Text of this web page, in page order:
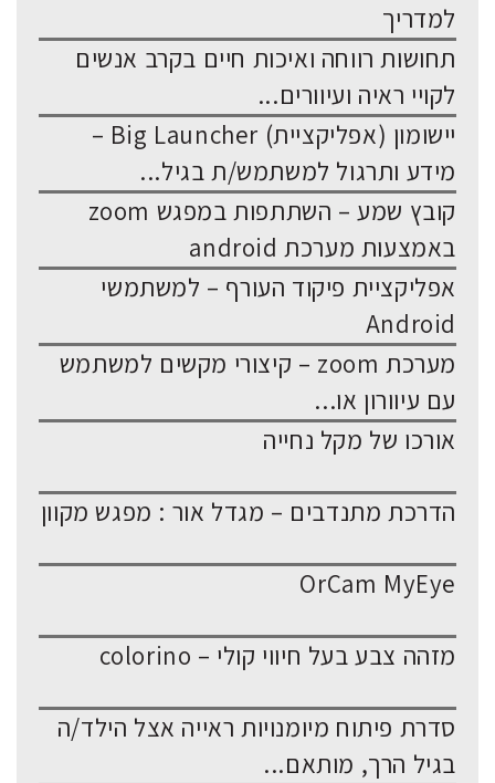
למדריך
תחושות רווחה ואיכות חיים בקרב אנשים
לקויי ראיה ועיוורים...
יישומון (אפליקציית) Big Launcher –
מידע ותרגול למשתמש/ת בגיל...
קובץ שמע – השתתפות במפגש zoom
באמצעות מערכת android
אפליקציית פיקוד העורף – למשתמשי
Android
מערכת zoom – קיצורי מקשים למשתמש
עם עיוורון או...
אורכו של מקל נחייה
הדרכת מתנדבים – מגדל אור : מפגש מקוון
OrCam MyEye
מזהה צבע בעל חיווי קולי – colorino
סדרת פיתוח מיומנויות ראייה אצל הילד/ה
בגיל הרך, מותאם...